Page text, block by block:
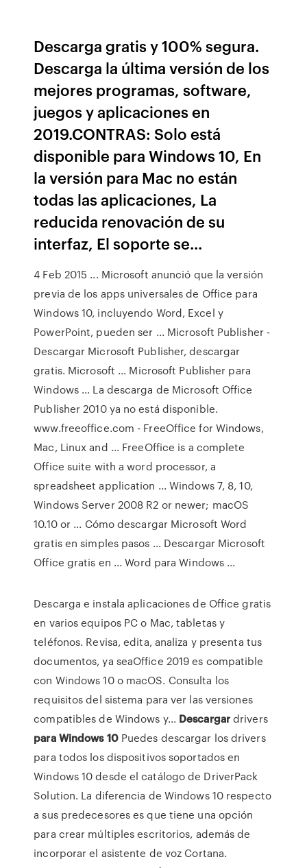
Descarga gratis y 100% segura.
Descarga la última versión de los
mejores programas, software,
juegos y aplicaciones en
2019.CONTRAS: Solo está
disponible para Windows 10, En
la versión para Mac no están
todas las aplicaciones, La
reducida renovación de su
interfaz, El soporte se...
4 Feb 2015 ... Microsoft anunció que la versión
previa de los apps universales de Office para
Windows 10, incluyendo Word, Excel y
PowerPoint, pueden ser ... Microsoft Publisher -
Descargar Microsoft Publisher, descargar
gratis. Microsoft ... Microsoft Publisher para
Windows ... La descarga de Microsoft Office
Publisher 2010 ya no está disponible.
www.freeoffice.com - FreeOffice for Windows,
Mac, Linux and ... FreeOffice is a complete
Office suite with a word processor, a
spreadsheet application ... Windows 7, 8, 10,
Windows Server 2008 R2 or newer; macOS
10.10 or ... Cómo descargar Microsoft Word
gratis en simples pasos ... Descargar Microsoft
Office gratis en ... Word para Windows ...
Descarga e instala aplicaciones de Office gratis
en varios equipos PC o Mac, tabletas y
teléfonos. Revisa, edita, analiza y presenta tus
documentos, ya seaOffice 2019 es compatible
con Windows 10 o macOS. Consulta los
requisitos del sistema para ver las versiones
compatibles de Windows y... Descargardrivers
para Windows 10Puedes descargar los drivers
para todos los dispositivos soportados en
Windows 10 desde el catálogo de DriverPack
Solution. La diferencia de Windows 10 respecto
a sus predecesores es que tiene una opción
para crear múltiples escritorios, además de
incorporar el asistente de voz Cortana.